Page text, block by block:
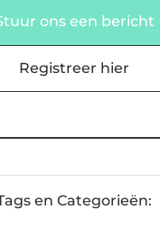
ons een bericht
Registreer hier
en Categorieën: